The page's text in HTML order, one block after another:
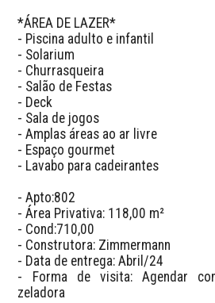
*ÁREA DE LAZER*
- Piscina adulto e infantil
- Solarium
- Churrasqueira
- Salão de Festas
- Deck
- Sala de jogos
- Amplas áreas ao ar livre
- Espaço gourmet
- Lavabo para cadeirantes
- Apto:802
- Área Privativa: 118,00 m²
- Cond:710,00
- Construtora: Zimmermann
- Data de entrega: Abril/24
- Forma de visita: Agendar
zeladora